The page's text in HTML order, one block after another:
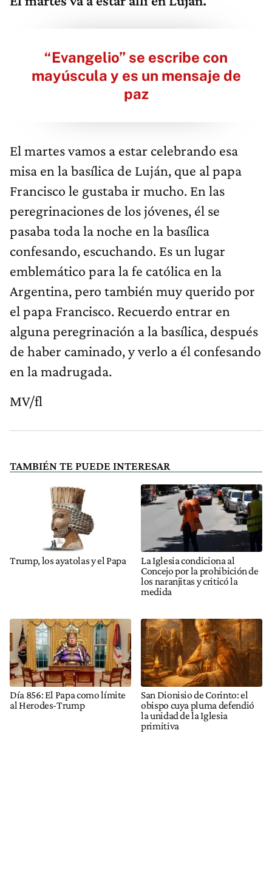
“Evangelio” se escribe con
mayúscula y es un mensaje de
paz
El martes vamos a estar celebrando esa
misa en la basílica de Luján, que al papa
Francisco le gustaba ir mucho. En las
peregrinaciones de los jóvenes, él se
pasaba toda la noche en la basílica
confesando, escuchando. Es un lugar
emblemático para la fe católica en la
Argentina, pero también muy querido por
el papa Francisco. Recuerdo entrar en
alguna peregrinación a la basílica, después
de haber caminado, y verlo a él confesando
en la madrugada.
MV/fl
TAMBIÉN TE PUEDE INTERESAR
Trump, los ayatolas y el Papa
La Iglesia condiciona al
Concejo por la prohibición de
los naranjitas y criticó la
medida
Día 856: El Papa como límite
al Herodes-Trump
San Dionisio de Corinto: el
obispo cuya pluma defendió
la unidad de la Iglesia
primitiva